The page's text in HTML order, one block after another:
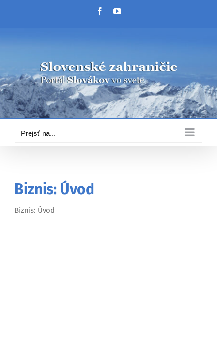
FacebookYouTube
Prejsť na...
Biznis: Úvod
Biznis: Úvod